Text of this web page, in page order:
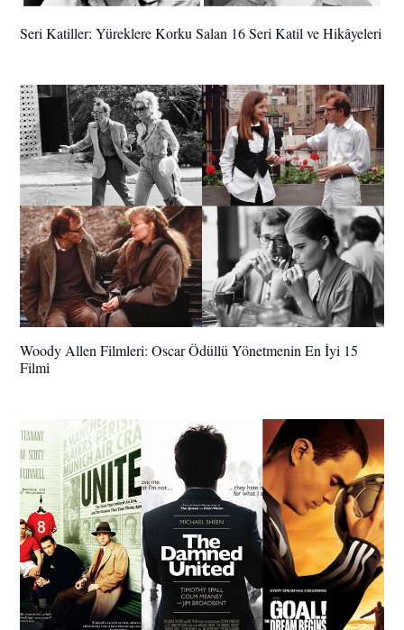
Seri Katiller: Yüreklere Korku Salan 16 Seri Katil ve Hikâyeleri
Woody Allen Filmleri: Oscar Ödüllü Yönetmenin En İyi 15
Filmi